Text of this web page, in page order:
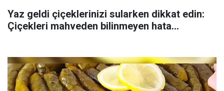
Yaz geldi çiçeklerinizi sularken dikkat edin:
Çiçekleri mahveden bilinmeyen hata...